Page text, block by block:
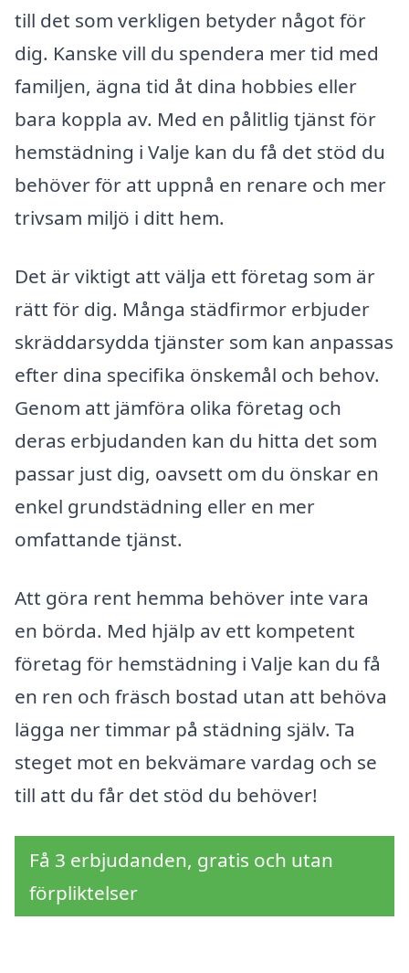
till det som verkligen betyder något för
dig. Kanske vill du spendera mer tid med
familjen, ägna tid åt dina hobbies eller
bara koppla av. Med en pålitlig tjänst för
hemstädning i Valje kan du få det stöd du
behöver för att uppnå en renare och mer
trivsam miljö i ditt hem.
Det är viktigt att välja ett företag som är
rätt för dig. Många städfirmor erbjuder
skräddarsydda tjänster som kan anpassas
efter dina specifika önskemål och behov.
Genom att jämföra olika företag och
deras erbjudanden kan du hitta det som
passar just dig, oavsett om du önskar en
enkel grundstädning eller en mer
omfattande tjänst.
Att göra rent hemma behöver inte vara
en börda. Med hjälp av ett kompetent
företag för hemstädning i Valje kan du få
en ren och fräsch bostad utan att behöva
lägga ner timmar på städning själv. Ta
steget mot en bekvämare vardag och se
till att du får det stöd du behöver!
Få 3 erbjudanden, gratis och utan
förpliktelser